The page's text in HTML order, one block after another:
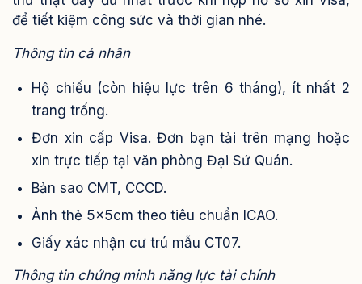
để tiết kiệm công sức và thời gian nhé.
Thông tin cá nhân
Hộ chiếu (còn hiệu lực trên 6 tháng), ít nhất 2
trang trống.
Đơn xin cấp Visa. Đơn bạn tải trên mạng hoặc
xin trực tiếp tại văn phòng Đại Sứ Quán.
Bản sao CMT, CCCD.
Ảnh thẻ 5x5cm theo tiêu chuẩn ICAO.
Giấy xác nhận cư trú mẫu CT07.
Thông tin chứng minh năng lực tài chính